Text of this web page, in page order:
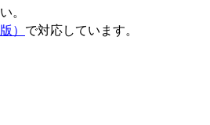
。
） で対応しています。